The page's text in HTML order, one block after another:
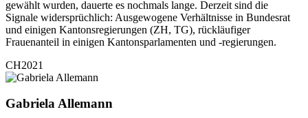
gewählt wurden, dauerte es nochmals lange. Derzeit sind die
Signale widersprüchlich: Ausgewogene Verhältnisse in Bundesrat
und einigen Kantonsregierungen (ZH, TG), rückläufiger
Frauenanteil in einigen Kantonsparlamenten und -regierungen.
CH2021
Gabriela Allemann